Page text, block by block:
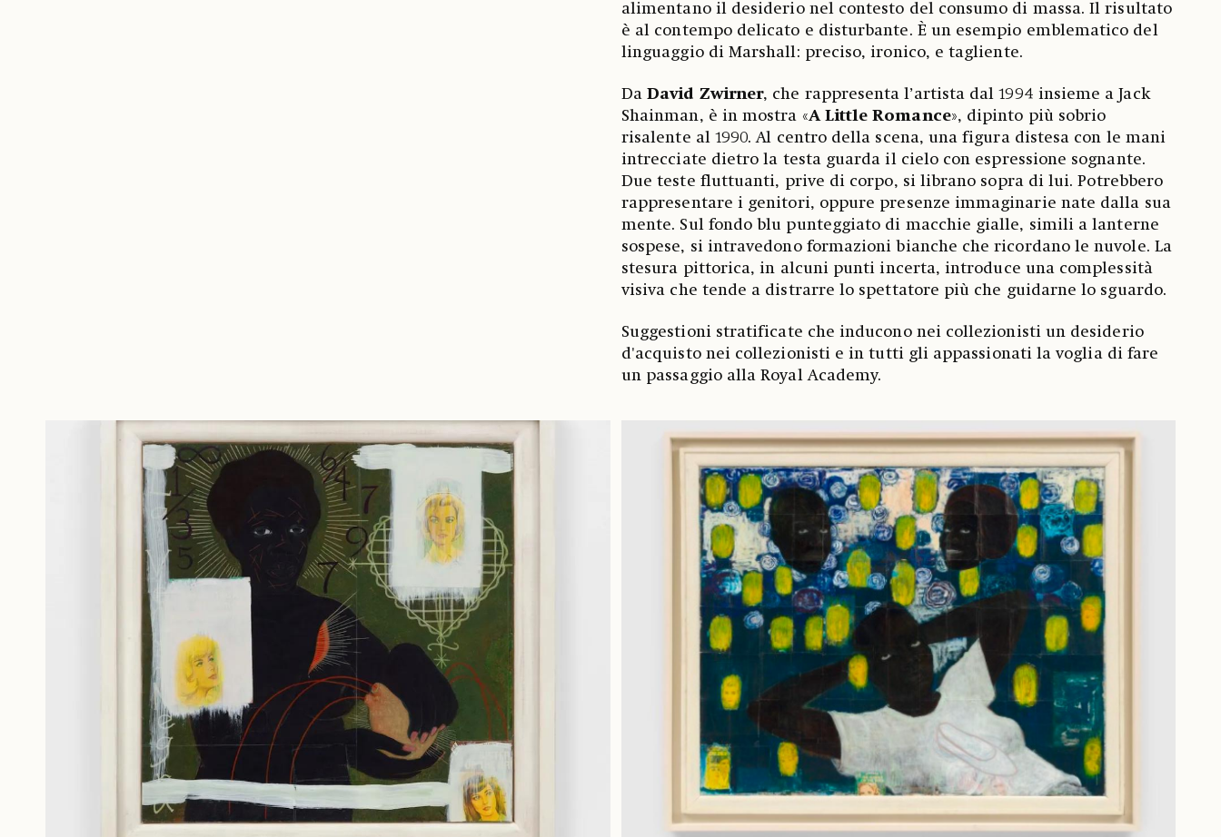
alimentano il desiderio nel contesto del consumo di massa. Il risultato
è al contempo delicato e disturbante. È un esempio emblematico del
linguaggio di Marshall: preciso, ironico, e tagliente.
DaDavid Zwirner, che rappresenta l’artista dal 1994 insieme a Jack
Shainman, è in mostra «A Little Romance», dipinto più sobrio
risalente al 1990. Al centro della scena, una figura distesa con le mani
intrecciate dietro la testa guarda il cielo con espressione sognante.
Due teste fluttuanti, prive di corpo, si librano sopra di lui. Potrebbero
rappresentare i genitori, oppure presenze immaginarie nate dalla sua
mente. Sul fondo blu punteggiato di macchie gialle, simili a lanterne
sospese, si intravedono formazioni bianche che ricordano le nuvole. La
stesura pittorica, in alcuni punti incerta, introduce una complessità
visiva che tende a distrarre lo spettatore più che guidarne lo sguardo.
Suggestioni stratificate che inducono nei collezionisti un desiderio
d'acquisto nei collezionisti e in tutti gli appassionati la voglia di fare
un passaggio alla Royal Academy.